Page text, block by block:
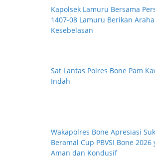
Kapolsek Lamuru Bersama
1407-08 Lamuru Berikan
Kesebelasan
Sat Lantas Polres Bone Pam
Indah
Wakapolres Bone Apresiasi
Beramal Cup PBVSI Bone
Aman dan Kondusif